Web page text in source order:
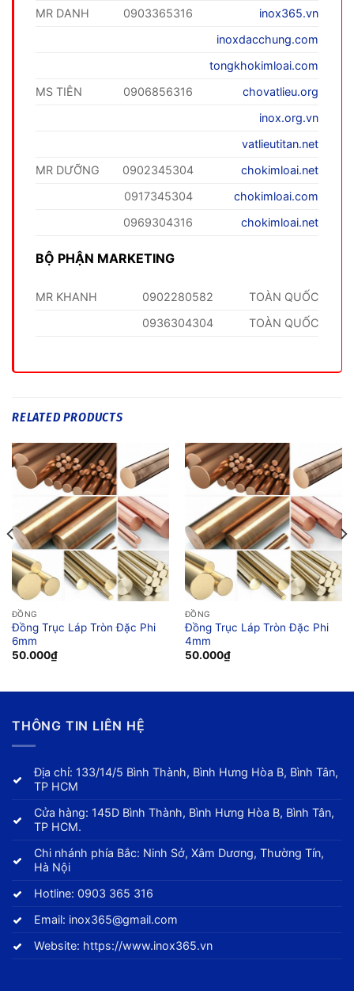
MR DANH
0903365316
inox365.vn
inoxdacchung.com
tongkhokimloai.com
MS TIÊN
0906856316
chovatlieu.org
inox.org.vn
vatlieutitan.net
MR DƯỠNG
0902345304
chokimloai.net
0917345304
chokimloai.com
0969304316
chokimloai.net
BỘ PHẬN MARKETING
MR KHANH 0902280582
TOÀN QUỐC
0936304304
TOÀN QUỐC
RELATED PRODUCTS
ĐỒNG
Đồng Trục Láp Tròn Đặc Phi
6mm
50.000₫
ĐỒNG
Đồng Trục Láp Tròn Đặc Phi
4mm
50.000₫
THÔNG TIN LIÊN HỆ
Địa chỉ: 133/14/5 Bình Thành, Bình Hưng Hòa B, Bình Tân,
TP HCM
Cửa hàng: 145D Bình Thành, Bình Hưng Hòa B, Bình Tân,
TP HCM.
Chi nhánh phía Bắc: Ninh Sở, Xâm Dương, Thường Tín,
Hà Nội
Hotline:0903 365 316
Email: inox365@gmail.com
Website: https://www.inox365.vn